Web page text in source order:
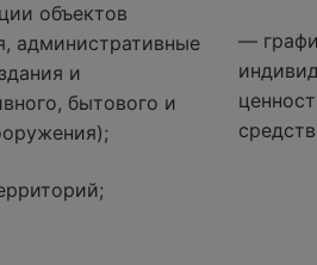
объектов
административные
и
бытового и
—